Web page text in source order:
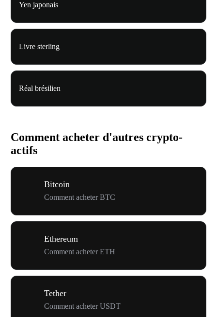
Yen japonais
Livre sterling
Réal brésilien
Comment acheter d'autres crypto-
actifs
Bitcoin
Comment acheter BTC
Ethereum
Comment acheter ETH
Tether
Comment acheter USDT